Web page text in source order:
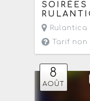
Rulantica
Tarif non
8
AOÛT